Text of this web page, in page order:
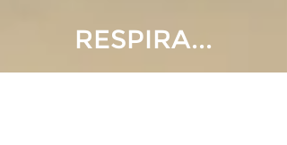
RESPIRA...